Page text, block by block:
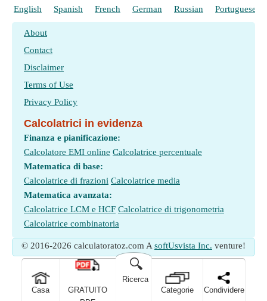
English Spanish French German Russian Portuguese
About
Contact
Disclaimer
Terms of Use
Privacy Policy
Calcolatrici in evidenza
Finanza e pianificazione:
Calcolatore EMI online Calcolatrice percentuale
Matematica di base:
Calcolatrice di frazioni Calcolatrice media
Matematica avanzata:
Calcolatrice LCM e HCF Calcolatrice di trigonometria
Calcolatrice combinatoria
© 2016-2026 calculatoratoz.com A softUsvista Inc. venture!
Casa
GRATUITO
🔍
Ricerca
Categorie
Condividere